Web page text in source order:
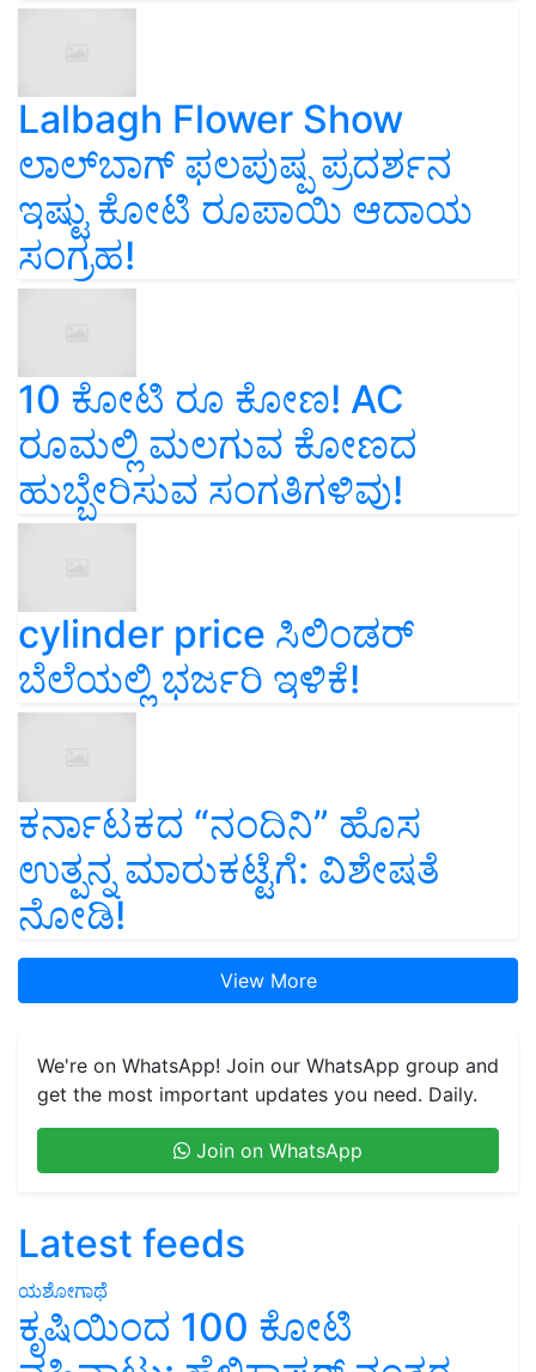
Lalbagh Flower Show
ಲಾಲ್‌ಬಾಗ್ ಫಲಪುಷ್ಪ ಪ್ರದರ್ಶನ
ಇಷ್ಟು ಕೋಟಿ ರೂಪಾಯಿ ಆದಾಯ
ಸಂಗ್ರಹ!
10 ಕೋಟಿ ರೂ ಕೋಣ! AC
ರೂಮಲ್ಲಿ ಮಲಗುವ ಕೋಣದ
ಹುಬ್ಬೇರಿಸುವ ಸಂಗತಿಗಳಿವು!
cylinder price ಸಿಲಿಂಡರ್‌
ಬೆಲೆಯಲ್ಲಿ ಭರ್ಜರಿ ಇಳಿಕೆ!
ಕರ್ನಾಟಕದ “ನಂದಿನಿ” ಹೊಸ
ಉತ್ಪನ್ನ ಮಾರುಕಟ್ಟೆಗೆ: ವಿಶೇಷತೆ
ನೋಡಿ!
View More
We're on WhatsApp! Join our WhatsApp group and
get the most important updates you need. Daily.
Join on WhatsApp
Latest feeds
ಯಶೋಗಾಥೆ
ಕೃಷಿಯಿಂದ 100 ಕೋಟಿ